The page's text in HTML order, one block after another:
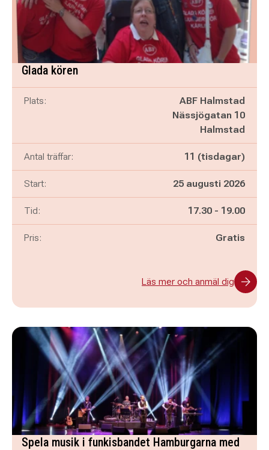
Glada kören
Plats:
ABF Halmstad
Nässjögatan 10
Halmstad
Antal träffar: 11 (tisdagar)
Start: 25 augusti 2026
Tid: Pågår mellan
17.30 - och
19.00
Pris: Gratis
Läs mer och anmäl dig
Spela musik i funkisbandet Hamburgarna med